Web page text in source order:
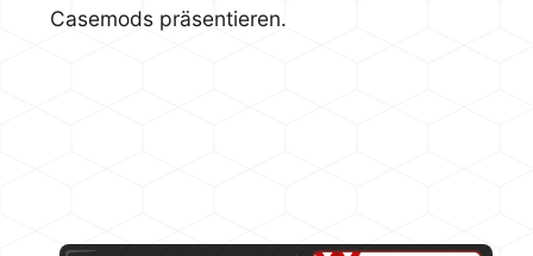
Casemods präsentieren.